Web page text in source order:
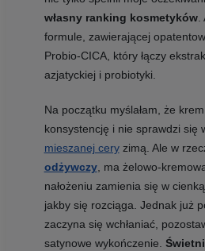
własny ranking kosmetyków.
formule, zawierającej
Probio-CICA, który łączy
azjatyckiej i probiotyki.
Na początku myślałam, że
konsystencję i nie sprawdzi się
mieszanej ceryzimą. Ale w
odżywczy, ma żelowo-
nałożeniu zamienia się w
jakby się rozciąga. Jednak już
zaczyna się wchłaniać,
satynowe wykończenie.